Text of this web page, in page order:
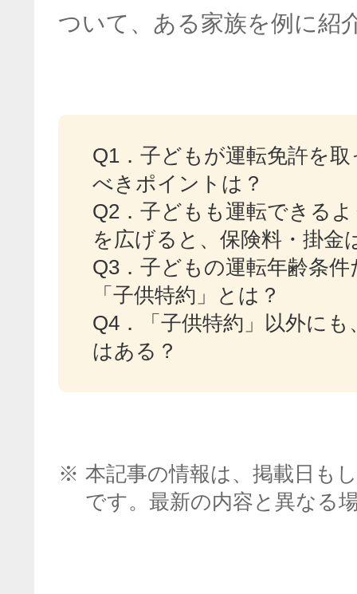
ついて、ある家族を例に紹
Q1． 子どもが運転免許を
べきポイントは？
Q2． 子どもも運転できる
を広げると、保険料・掛金
Q3． 子どもの運転年齢条
「子供特約」とは？
Q4．
「子供特約」以外に
はある？
※ 本記事の情報は、掲載日も
です。最新の内容と異なる